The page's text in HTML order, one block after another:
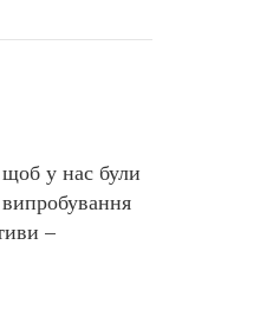
у нас були
випробування
–